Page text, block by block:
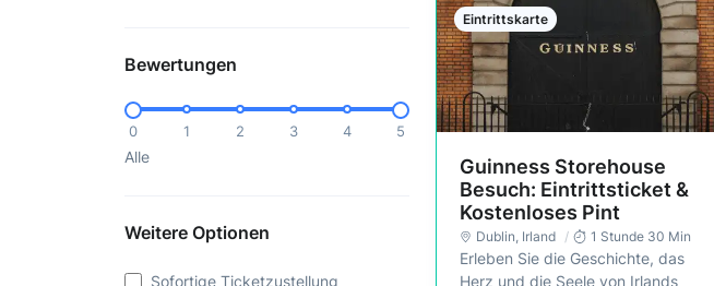
Bewertungen
0 1 2 3 4 5
Alle
Weitere Optionen
Sofortige Ticketzustellung
Eintrittskarte
Guinness Storehouse
Besuch: Eintrittsticket &
Kostenloses Pint
Dublin, Irland 1 Stunde 30 Min
Erleben Sie die Geschichte, das
Herz und die Seele von Irlands